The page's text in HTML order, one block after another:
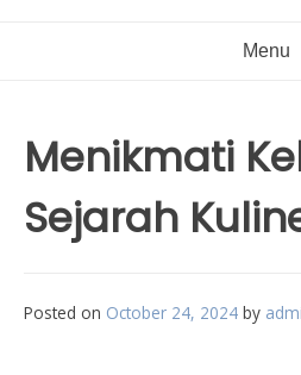
Menu
Menikmati
Sejarah
Posted on October 24, 2024 by